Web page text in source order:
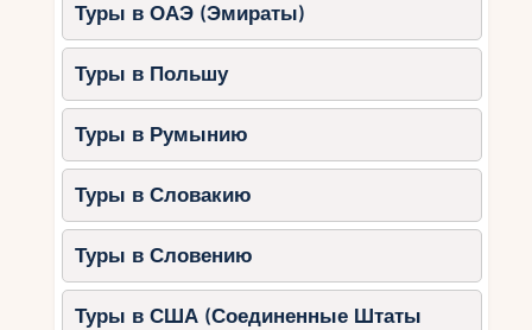
Туры в ОАЭ (Эмираты)
Туры в Польшу
Туры в Румынию
Туры в Словакию
Туры в Словению
Туры в США (Соединенные Штаты